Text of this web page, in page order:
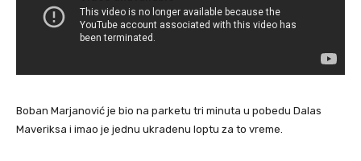
Boban Marjanović je bio na parketu tri minuta u pobedu Dalas
Maveriksa i imao je jednu ukradenu loptu za to vreme.